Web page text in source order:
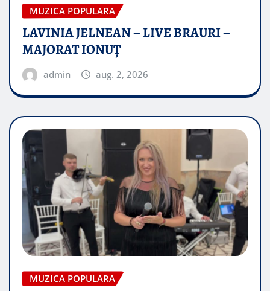
MUZICA POPULARA
LAVINIA JELNEAN – LIVE BRAURI –
MAJORAT IONUŢ
admin aug. 2, 2026
MUZICA POPULARA